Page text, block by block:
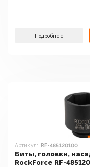
Подробнее
Артикул: RF-485120100
Биты, головки,
RockForce RF-